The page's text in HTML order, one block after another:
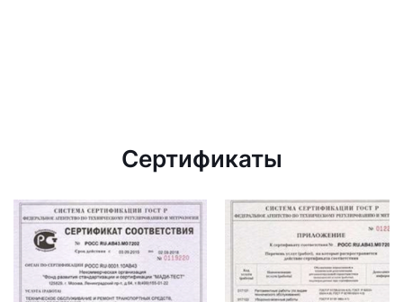
Сертификаты